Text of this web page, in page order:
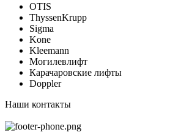
OTIS
ThyssenKrupp
Sigma
Kone
Kleemann
Могилевлифт
Карачаровские лифты
Doppler
Наши контакты